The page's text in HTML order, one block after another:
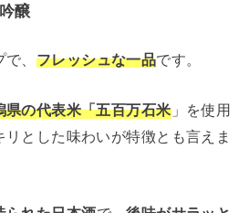
醸
、 フレッシュな一品です。
県の代表米「五百万石米」を使用
リとした味わいが特徴とも言えま